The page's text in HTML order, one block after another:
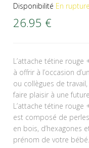
Disponibilité En
26.95 €
L’attache tétine
à offrir à l’occasion
ou collègues de
faire plaisir à une
L’attache tétine
est composé de
en bois, d’hexagones
prénom de votre bébé.